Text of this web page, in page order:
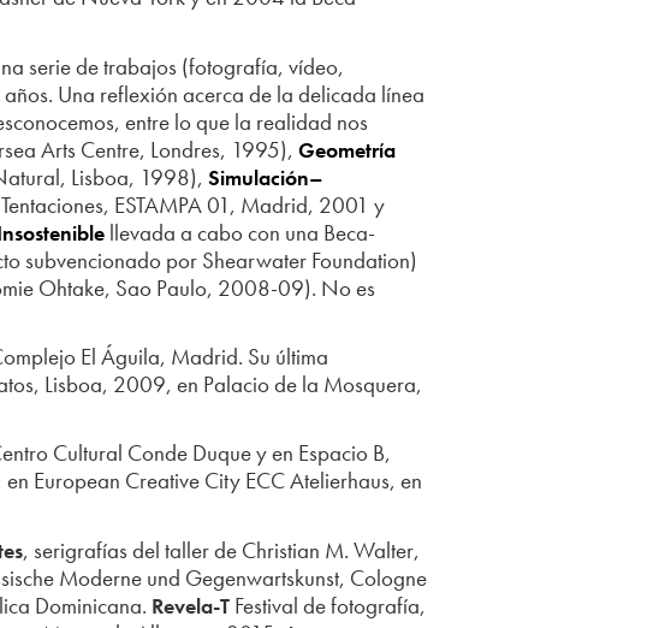
serie de trabajos (fotografía, vídeo,
Una reflexión acerca de la delicada línea
entre lo que la realidad nos
Arts Centre, Londres, 1995), Geometría
Lisboa, 1998), Simulación–
ESTAMPA 01, Madrid, 2001 y
llevada a cabo con una Beca-
subvencionado por Shearwater Foundation)
Ohtake, Sao Paulo, 2008-09). No es
El Águila, Madrid. Su última
Lisboa, 2009, en Palacio de la Mosquera,
Cultural Conde Duque y en Espacio B,
European Creative City ECC Atelierhaus, en
, serigrafías del taller de Christian M. Walter,
Moderne und Gegenwartskunst, Cologne
Dominicana. Revela-TFestival de fotografía,